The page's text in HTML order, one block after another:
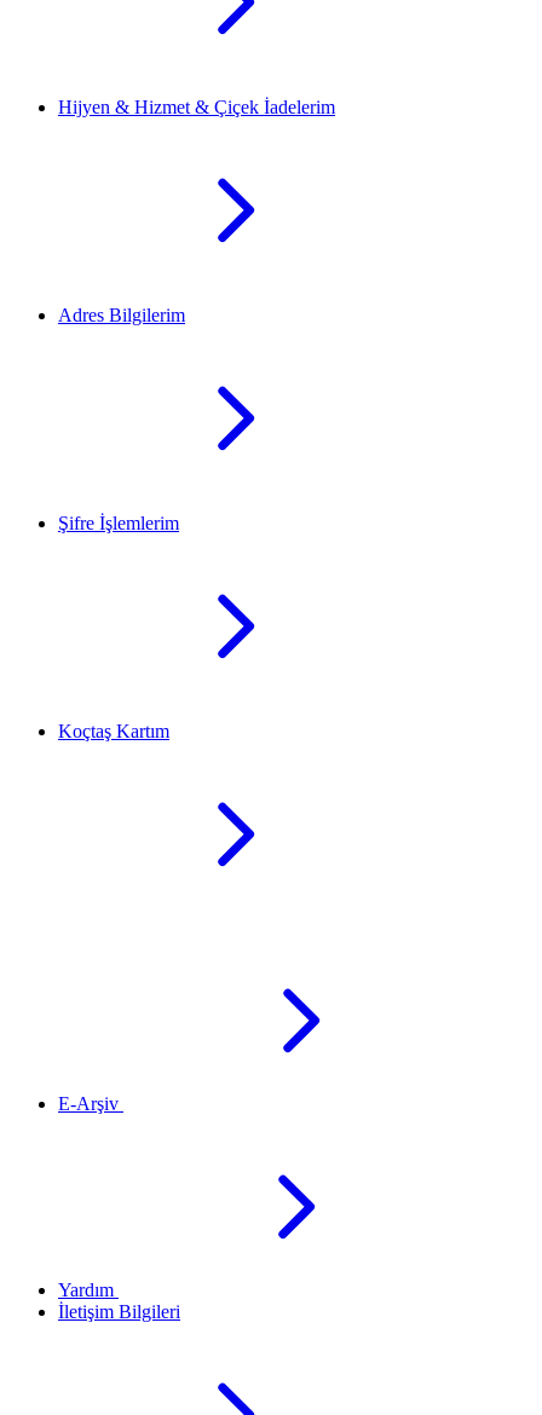
Hijyen & Hizmet & Çiçek İadelerim
Adres Bilgilerim
Şifre İşlemlerim
Koçtaş Kartım
E-Arşiv
Yardım
İletişim Bilgileri